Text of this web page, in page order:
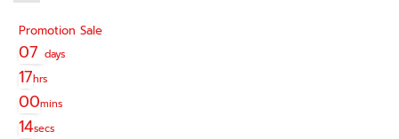
Promotion Sale
07 days
17hrs
00mins
14secs